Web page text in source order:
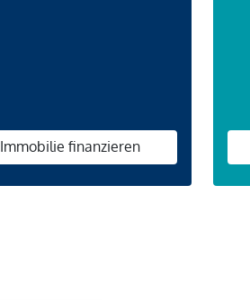
Immobilie finanzieren